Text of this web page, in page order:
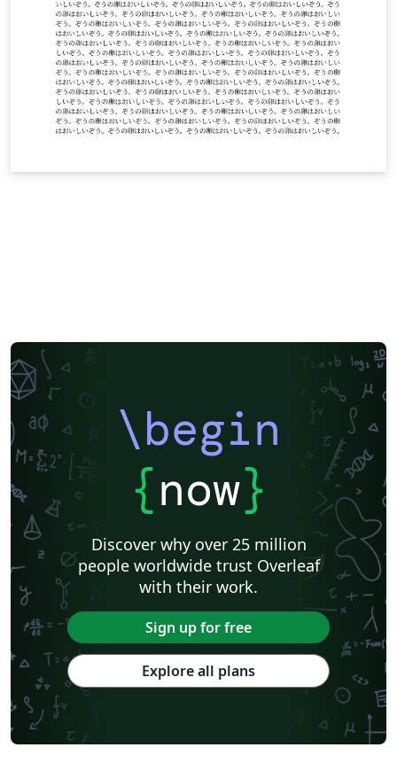
\begin
{now}
Discover why over 25 million
people worldwide trust Overleaf
with their work.
Sign up for free
Explore all plans